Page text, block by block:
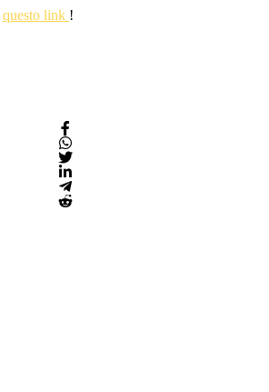
questo link !